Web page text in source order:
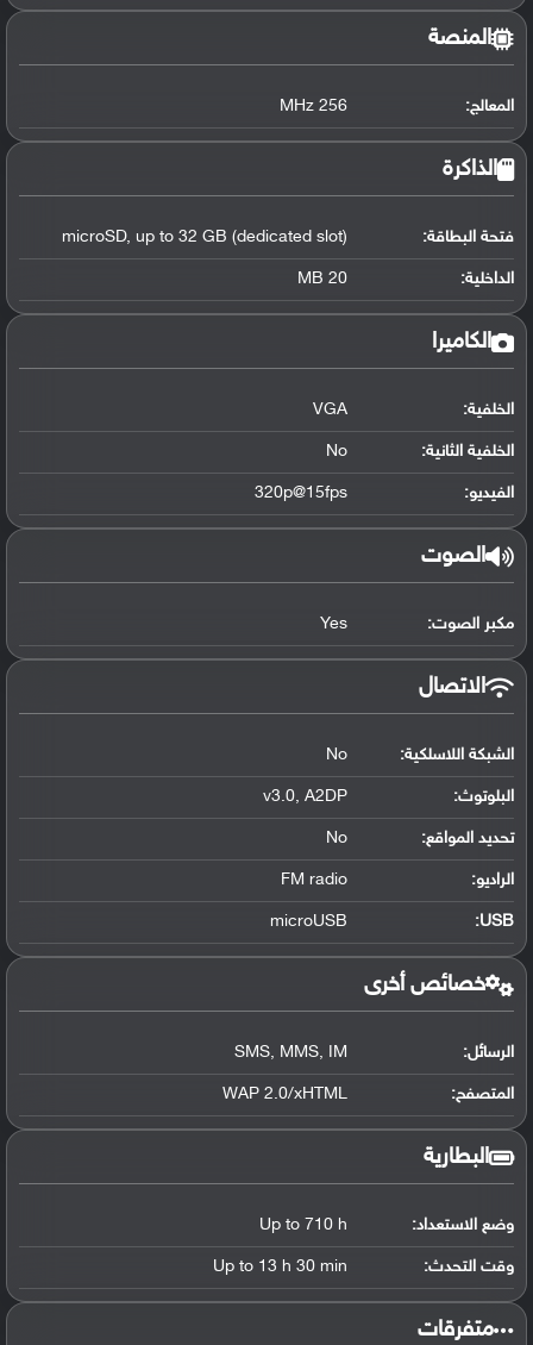
المنصة
المعالج:
256 MHz
الذاكرة
فتحة البطاقة: microSD, up to 32 GB (dedicated slot)
الداخلية: 20 MB
الكاميرا
الخلفية: VGA
الخلفية الثانية: No
الفيديو: 320p@15fps
الصوت
مكبر الصوت: Yes
الاتصال
الشبكة اللاسلكية: No
البلوتوث:
v3.0, A2DP
تحديد المواقع:
No
الراديو: FM radio
USB
:
microUSB
خصائص أخرى
الرسائل: SMS, MMS, IM
المتصفح: WAP 2.0/xHTML
البطارية
وضع الاستعداد: Up to 710 h
وقت التحدث: Up to 13 h 30 min
‏متفرقات‏